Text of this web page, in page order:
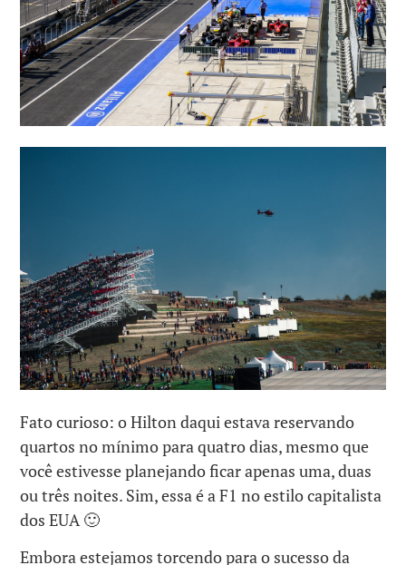
Fato curioso: o Hilton daqui estava reservando
quartos no mínimo para quatro dias, mesmo que
você estivesse planejando ficar apenas uma, duas
ou três noites. Sim, essa é a F1 no estilo capitalista
dos EUA 🙂
Embora estejamos torcendo para o sucesso da